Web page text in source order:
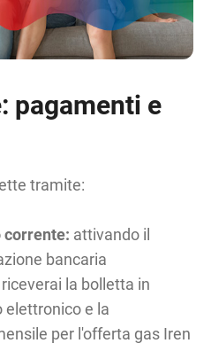
pagamenti e
tramite:
corrente: attivando il
bancaria
riceverai la bolletta in
e la
per l'offerta gas Iren